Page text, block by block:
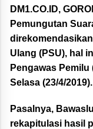
DM1.CO.ID,
Pemungutan
Ulang (PSU), hal
Pengawas
Selasa (23/4/2019).
Pasalnya,
rekapitulasi hasil